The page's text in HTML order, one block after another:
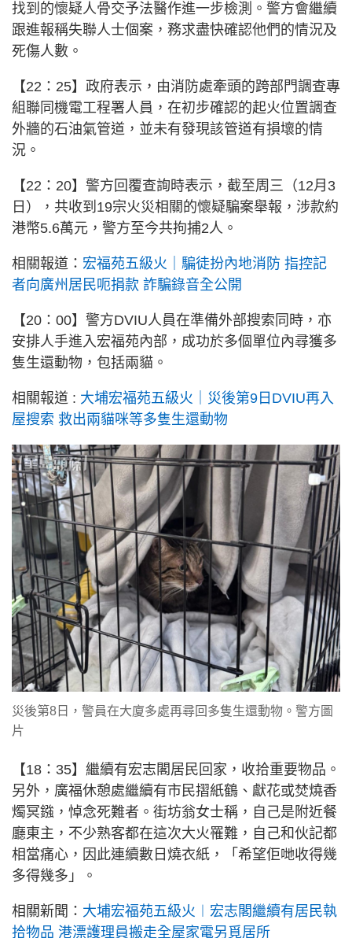
找到的懷疑人骨交予法醫作進一步檢測。警方會繼續
跟進報稱失聯人士個案，務求盡快確認他們的情況及
死傷人數。
【22：25】政府表示，由消防處牽頭的跨部門調查專
組聯同機電工程署人員，在初步確認的起火位置調查
外牆的石油氣管道，並未有發現該管道有損壞的情
況。
【22：20】警方回覆查詢時表示，截至周三（12月3
日），共收到19宗火災相關的懷疑騙案舉報，涉款約
港幣5.6萬元，警方至今共拘捕2人。
相關報道： 宏福苑五級火｜騙徒扮內地消防 指控記
者向廣州居民呃捐款 詐騙錄音全公開
【20：00】警方DVIU人員在準備外部搜索同時，亦
安排人手進入宏福苑內部，成功於多個單位內尋獲多
隻生還動物，包括兩貓。
相關報道 : 大埔宏福苑五級火｜災後第9日DVIU再入
屋搜索 救出兩貓咪等多隻生還動物
災後第8日，警員在大廈多處再尋回多隻生還動物。警方圖
片
【18：35】繼續有宏志閣居民回家，收拾重要物品。
另外，廣福休憩處繼續有市民摺紙鶴、獻花或焚燒香
燭冥鏹，悼念死難者。街坊翁女士稱，自己是附近餐
廳東主，不少熟客都在這次大火罹難，自己和伙記都
相當痛心，因此連續數日燒衣紙，「希望佢哋收得幾
多得幾多」。
相關新聞： 大埔宏福苑五級火︱宏志閣繼續有居民執
拾物品 港漂護理員搬走全屋家電另覓居所